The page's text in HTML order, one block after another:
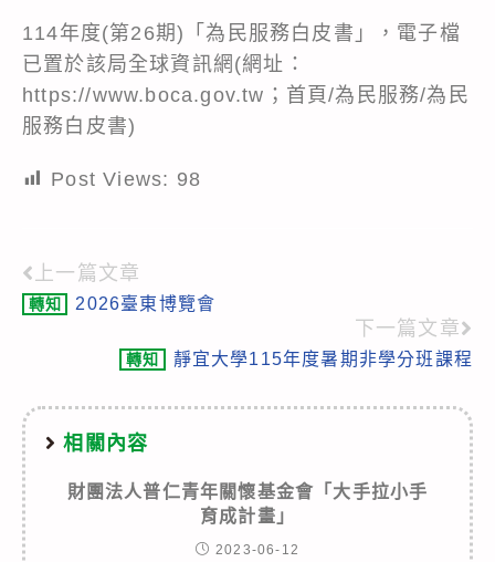
114年度(第26期)「為民服務白皮書」，電子檔
已置於該局全球資訊網(網址：
https://www.boca.gov.tw；首頁/為民服務/為民
服務白皮書)
Post Views: 98
Read
more
articles
上一篇文章
轉知 2026臺東博覽會
下一篇文章
轉知 靜宜大學115年度暑期非學分班課程
相關內容
財團法人普仁青年關懷基金會「大手拉小手
育成計畫」
2023-06-12